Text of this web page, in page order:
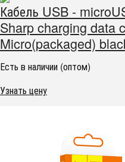
Кабель USB -
Sharp charging data
Micro(packaged)
Есть в наличии (оптом)
Узнать цену